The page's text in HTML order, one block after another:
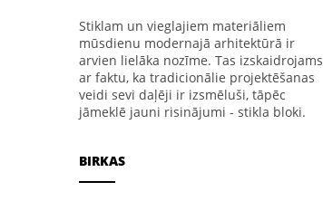
Stiklam un vieglajiem materiāliem
mūsdienu modernajā arhitektūrā ir
arvien lielāka nozīme. Tas izskaidrojams
ar faktu, ka tradicionālie projektēšanas
veidi sevi daļēji ir izsmēluši, tāpēc
jāmeklē jauni risinājumi - stikla bloki.
BIRKAS